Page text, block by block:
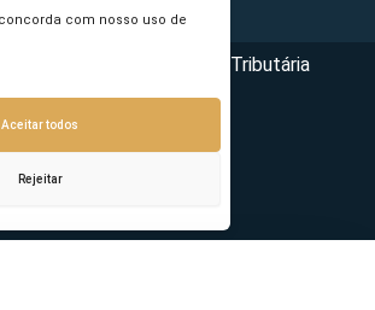
com nosso uso de
Aceitar todos
Rejeitar
2026 - Portal da Reforma Tributária